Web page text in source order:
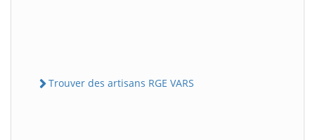
Trouver des artisans RGE VARS